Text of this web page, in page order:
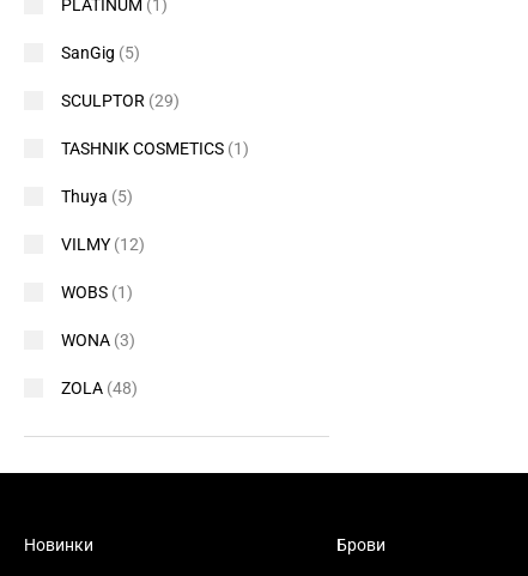
PLATINUM (1)
SanGig (5)
SCULPTOR (29)
TASHNIK COSMETICS (1)
Thuya (5)
VILMY (12)
WOBS (1)
WONA (3)
ZOLA (48)
Новинки Брови